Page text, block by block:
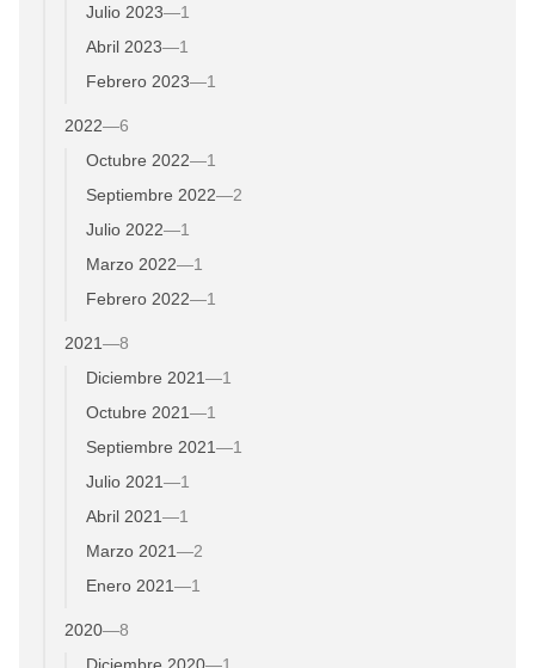
Julio 2023—1
Abril 2023—1
Febrero 2023—1
2022—6
Octubre 2022—1
Septiembre 2022—2
Julio 2022—1
Marzo 2022—1
Febrero 2022—1
2021—8
Diciembre 2021—1
Octubre 2021—1
Septiembre 2021—1
Julio 2021—1
Abril 2021—1
Marzo 2021—2
Enero 2021—1
2020—8
Diciembre 2020—1